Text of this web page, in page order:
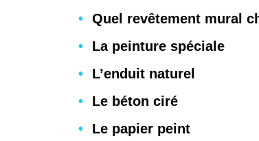
Quel revêtement mural
La peinture spéciale
L’enduit naturel
Le béton ciré
Le papier peint